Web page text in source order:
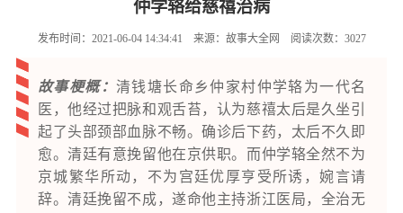
仲学辂给慈禧治病
发布时间：2021-06-04 14:34:41 来源： 故事大全网 阅读次数：3027
故事梗概： 清钱塘长命乡仲家村仲学辂为一代名
医，他经过把脉和观舌苔，认为慈禧太后是久坐引
起了头部颈部血脉不畅。确诊后下药，太后不久即
愈。清廷有意挽留他在京供职。而仲学辂全然不为
京城繁华所动，不为宫廷优厚亨受所诱，婉言请
辞。清廷挽留不成，遂命他主持浙江医局，全治无